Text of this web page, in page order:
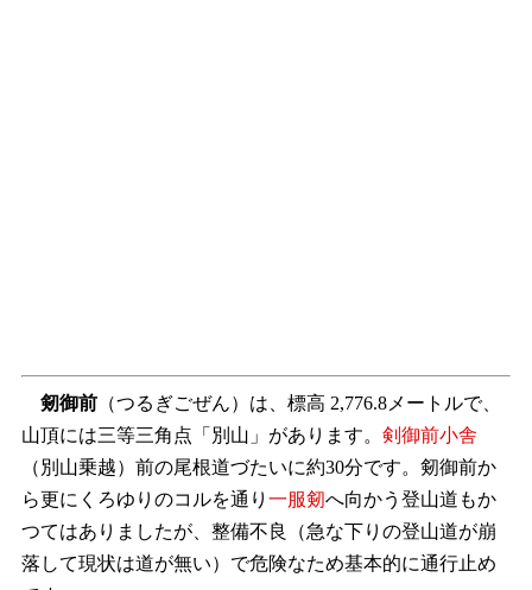
剱御前 （つるぎごぜん）は、標高 2,776.8メートルで、
山頂には三等三角点「別山」があります。 剣御前小舎
（別山乗越）前の尾根道づたいに約30分です。剱御前か
ら更にくろゆりのコルを通り 一服剱へ向かう登山道もか
つてはありましたが、整備不良（急な下りの登山道が崩
落して現状は道が無い）で危険なため基本的に通行止め